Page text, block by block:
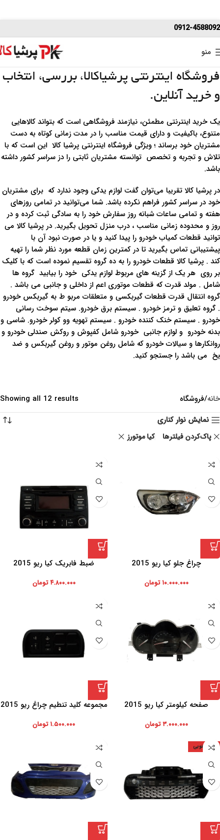
0912-4588092
منو
فروشگاه اینترنتی پرشیاکالا، بررسی، انتخاب
و خرید آنلاین.
یک خرید اینترنتی مطمئن، نیازمند فروشگاهی است که بتواند کالاهایی
متنوع، باکیفیت و دارای قیمت مناسب را در مدت زمانی کوتاه به دست
مشتریان خود برساند ؛ ویژگی‌ فروشگاه اینترنتی پرشیا کالا این است که با
تلاش و تجربه و تخصص توانسته مشتریان ثابتی را دز سراسر کشور داشته
باشد.
در پرشیا کالا تقریبا می‌توان گفت لوازم یدکی وجود ندارد که برای مشتریان
خود در سراسر کشور فراهم نکرده باشد. شما می‌توانید در تمامی روزهای
هفته و تمامی ساعات شبانه روز سفارش خود را به سادگی ثبت کرده و در
روز و محدوده زمانی مناسب ، درب منزل تحویل بگیرید. در پرشیا کالا می
توانید قطعات کمیاب خودرو را پیدا کنید و یا در صورت نبود آن با
پیشتیبانی تماس بگیرید تا در کمترین زمان قطعه مورد نظر شما را تهیه
کند . پرشیا کالا قطعات خودرو را به ده گروه تقسیم نموده است که با کلیک
بر روی هر یک از گزینه های مربوط لوازم یدکی خود را بیابید گروه ها
شامل . مولد قدرت که قطعات موتوری اعم از داخلی و جانبی می باشد .
گروه انتقال قدرت قطعات گیربکسی و متعلقات مربو ط به گیربکس خودرو
. گروه تعلیق و ترمز خودرو . سیستم برق خودرو. سیتم سوخت رسانی
خودرو . سیستم خنک کننده خودرو . سیستم تهویه وو کولر خودرو. شاسی و
بدنه خودرو و لوازم جانبی خودرو شامل کفپوش و روکش صندلی خودرو و
روانکارها و سیالات خودرو که شامل روغن موتور و روغن گیربکس و ضد
یخ می باشد را جستجو کنید.
خانه فروشگاه
Showing all 12 results
نمایش نوار کناری
پاک‌کردن فیلترها کیا موتورز
چراغ جلو کیا ریو 2015
۱۰.۰۰۰.۰۰۰ تومان
ضبط فابریک کیا ریو 2015
۴.۸۰۰.۰۰۰ تومان
صفحه کیلومتر کیا ریو 2015
۳.۰۰۰.۰۰۰ تومان
مجموعه کلید تنطیم چراغ ریو 2015
۱.۵۰۰.۰۰۰تومان
کره جنوبی